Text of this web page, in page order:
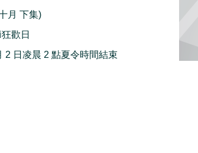
月 下集)
歡日
2 日凌晨 2 點夏令時間結束